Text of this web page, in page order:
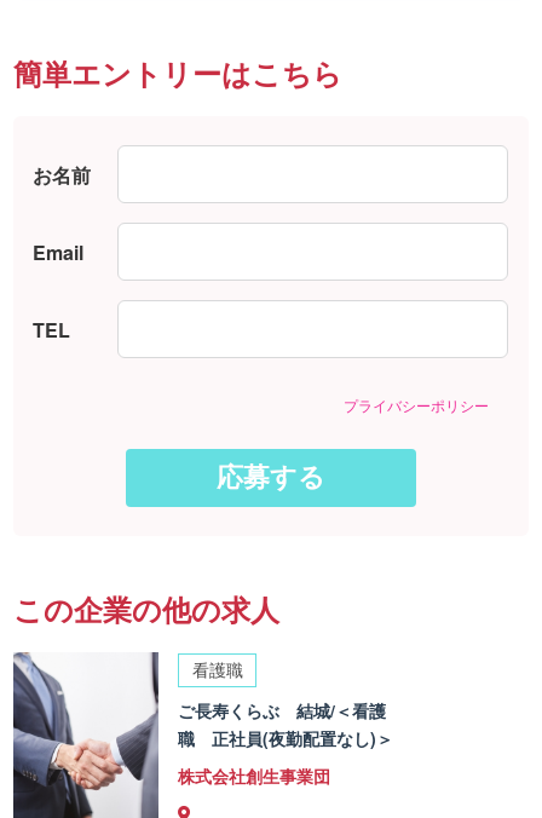
簡単エントリーはこちら
お名前
Email
TEL
プライバシーポリシー
この企業の他の求人
看護職
ご長寿くらぶ 結城/＜看護
職 正社員(夜勤配置なし)＞
株式会社創生事業団